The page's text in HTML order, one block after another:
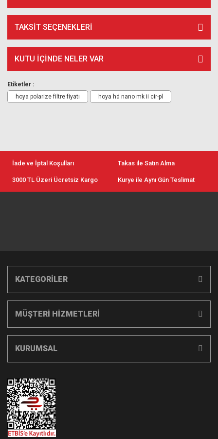
TAKSIT SEÇENEKLERI
KUTU İÇİNDE NELER VAR
Etiketler :
hoya polarize filtre fiyatı
hoya hd nano mk ii cir-pl
İade ve İptal Koşulları Takas ile Satın Alma
3000 TL Üzeri Ücretsiz Kargo Kurye ile Aynı Gün Teslimat
KATEGORİLER
MÜŞTERİ HİZMETLERİ
KURUMSAL